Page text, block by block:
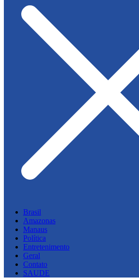
Brasil
Amazonas
Manaus
Política
Entretenimento
Geral
Contato
SAUDE